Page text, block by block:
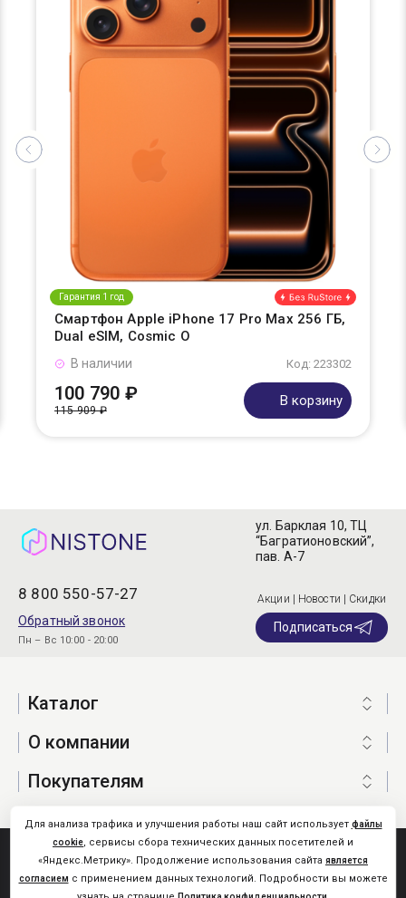
Гарантия 1 год
Смартфон Apple iPhone 17 Pro Max 256 ГБ,
Dual eSIM, Cosmic O
Код: 223302
В наличии
100 790 ₽
115 909 ₽
В корзину
8 800 550-57-27
Обратный звонок
Пн – Вс 10:00 - 20:00
ул. Барклая 10, ТЦ
“Багратионовский”,
пав. А-7
Акции | Новости | Скидки
Подписаться
Каталог
О компании
Покупателям
Nistone.Ru © 2026
Карта сайта
Для анализа трафика и улучшения работы наш сайт использует файлы
cookie, сервисы сбора технических данных посетителей и
«Яндекс.Метрику». Продолжение использования сайта является
согласием с применением данных технологий. Подробности вы можете